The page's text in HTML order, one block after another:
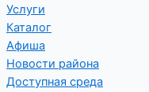
Услуги
Каталог
Афиша
Новости района
Доступная среда